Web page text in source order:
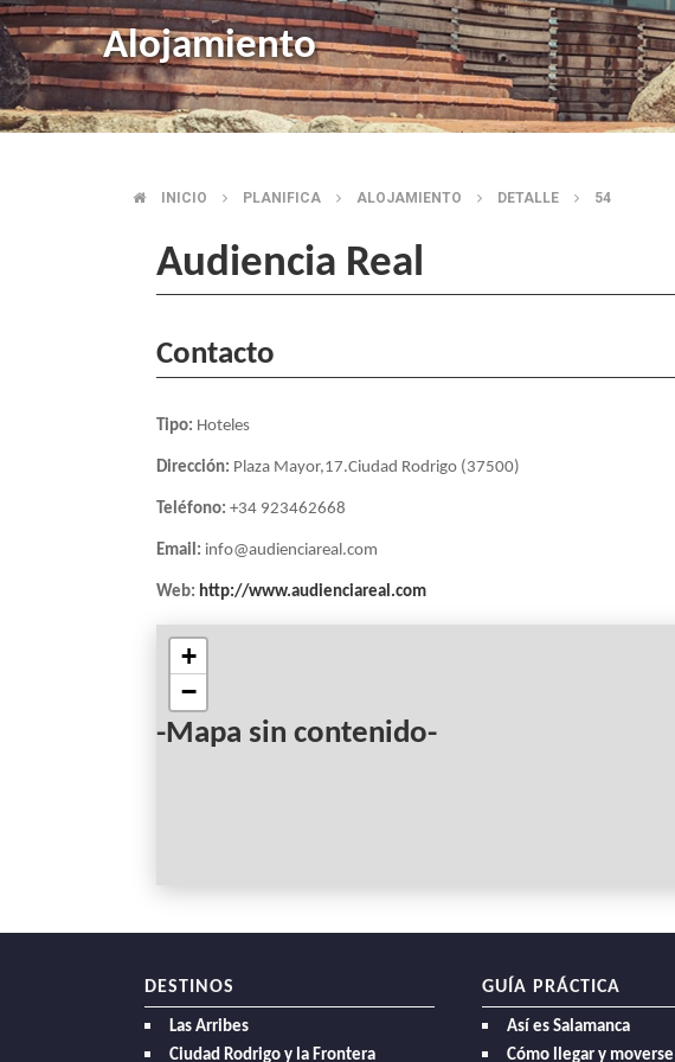
Alojamiento
BREADCRUMB
INICIO PLANIFICA ALOJAMIENTO DETALLE 54
Audiencia Real
Contacto
Tipo: Hoteles
Dirección: Plaza Mayor,17.Ciudad Rodrigo (37500)
Teléfono: +34 923462668
Email: info@audienciareal.com
Web: http://www.audienciareal.com
-Mapa sin contenido-
+
−
DESTINOS
Las Arribes
Ciudad Rodrigo y la Frontera
GUÍA PRÁCTICA
Así es Salamanca
Cómo llegar y moverse